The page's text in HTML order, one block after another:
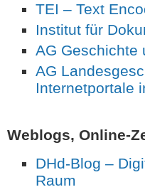
TEI – Text
Institut für
AG Geschichte
AG
Internetportale
Weblogs, Online-
DHd-Blog –
Raum